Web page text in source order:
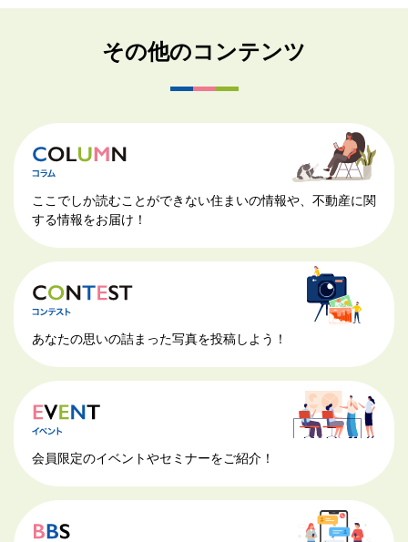
その他のコンテンツ
ここでしか読むことができない住まいの情報や、不動産に関
する情報をお届け！
あなたの思いの詰まった写真を投稿しよう！
会員限定のイベントやセミナーをご紹介！